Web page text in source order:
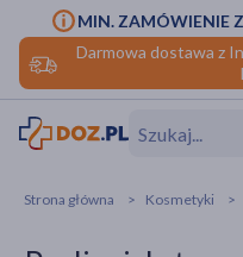
Darmowa dostawa z
MIN. ZAMÓWIENIE
Strona główna Kosmetyki